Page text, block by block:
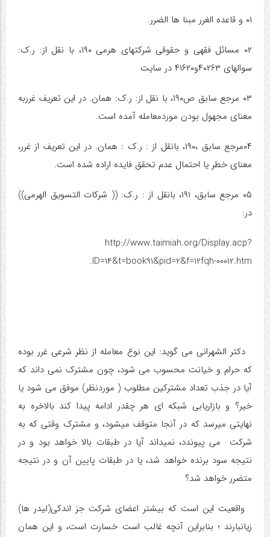
۰۱ و قاعده الغرر مبنا ها الضرر.
۰۲ مسائل فقهی و حقوقی شرکتهای هرمی ۱۹۰، با نقل از: ر.ک:
سوالهای ۴۰۲۶۳و۴۱۶۲۰ در سایت
۰۳ مرجع سابق ص۱۹۰، با نقل از: ر.ک: همان. در این تعریف غرربه
معنای مجهول بودن موردمعامله آمده است.
۰۴مرجع سابق ،۱۹۰، بانقل از : ر.ک : همان. در این تعریف از غرر،
معنای خطر یا احتمال عدم تحقق فایده اراده شده است.
۰۵ مرجع سابق، ۱۹۱، بانقل از : ر.ک: (( شرکات التسویق الهرمی))
در:
http://www.taimiah.org/Display.acp?
ID=14&t=book91&pid=2&f=12fqh-00012.htm
.
دکتر الشهرانی می گوید: این نوع معامله از نظر شرعی غرر بوده
که حرام و خیانت محسوب می شود، چون مشترک نمی داند که
آیا در جذب تعداد مشترکین مطلوب ( موردنظر) موفق می شود یا
خیر؟ و بازاریابی شبکه ای هر چقدر ادامه پیدا کند بالاخره به
نهایتی می­رسد که در آنجا متوقف می­شود، و مشترک وقتی که به
شرکت می پیوندد، نمی­داند آیا در طبقات بالا خواهد بود و در
نتیجه سود برنده خواهد شد، یا در طبقات پایین آن و در نتیجه
متضرر خواهد شد؟
واقعیت این است که بیشتر اعضای شرکت جز اندکی(لیدر ها)
زیانبارند ؛ بنابراین آنچه غالب است خسارت است، و این همان